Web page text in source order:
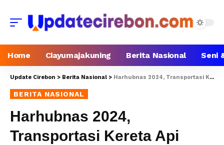
Home Ciayumajakuning Berita Nasional Seni
Update Cirebon > Berita Nasional > Harhubnas 2024, Transportasi Kereta Api Selalu Terhubung
BERITA NASIONAL
Harhubnas 2024,
Transportasi Kereta Api